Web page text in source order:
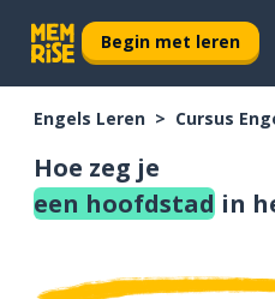
Begin met leren
Engels Leren Cursus
Hoe zeg je
een hoofdstad in